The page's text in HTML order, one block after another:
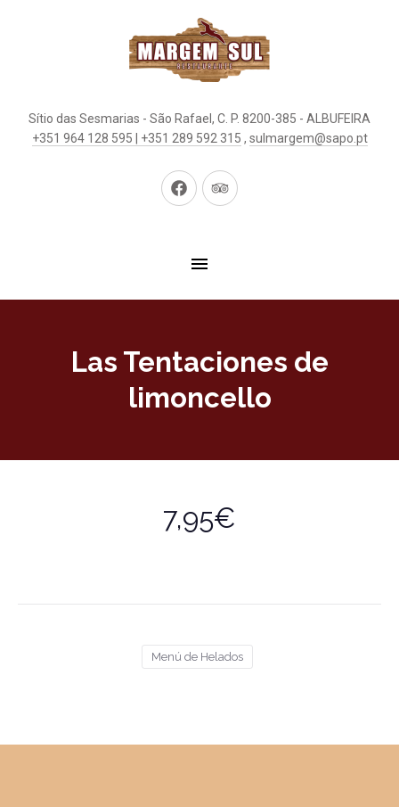
Sítio das Sesmarias - São Rafael, C. P. 8200-385 - ALBUFEIRA
+351 964 128 595 | +351 289 592 315 , sulmargem@sapo.pt
New
New
Las Tentaciones de
limoncello
7,95€
Menú de Helados